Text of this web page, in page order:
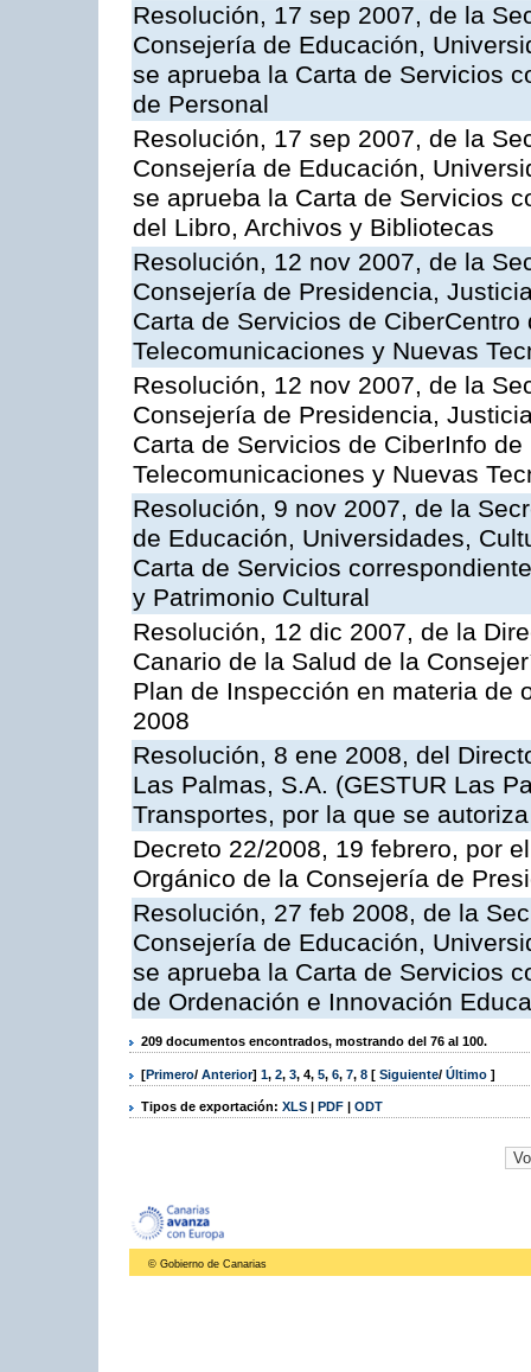
Resolución, 17 sep 2007, de la
Consejería de Educación,
se aprueba la Carta de Servicios
de Personal
Resolución, 17 sep 2007, de la
Consejería de Educación,
se aprueba la Carta de Servicios
del Libro, Archivos y Bibliotecas
Resolución, 12 nov 2007, de la
Consejería de Presidencia,
Carta de Servicios de
Telecomunicaciones y Nuevas
Resolución, 12 nov 2007, de la
Consejería de Presidencia,
Carta de Servicios de CiberInfo
Telecomunicaciones y Nuevas
Resolución, 9 nov 2007, de la
de Educación, Universidades,
Carta de Servicios
y Patrimonio Cultural
Resolución, 12 dic 2007, de la
Canario de la Salud de la
Plan de Inspección en materia de
2008
Resolución, 8 ene 2008, del
Las Palmas, S.A. (GESTUR Las
Transportes, por la que se
Decreto 22/2008, 19 febrero, por
Orgánico de la Consejería de
Resolución, 27 feb 2008, de la
Consejería de Educación,
se aprueba la Carta de Servicios
de Ordenación e Innovación
209 documentos encontrados, mostrando del 76 al 100.
[Primero/ Anterior] 1, 2, 3, 4, 5, 6, 7, 8 [ Siguiente/ Último ]
Tipos de exportación: XLS | PDF | ODT
© Gobierno de Canarias